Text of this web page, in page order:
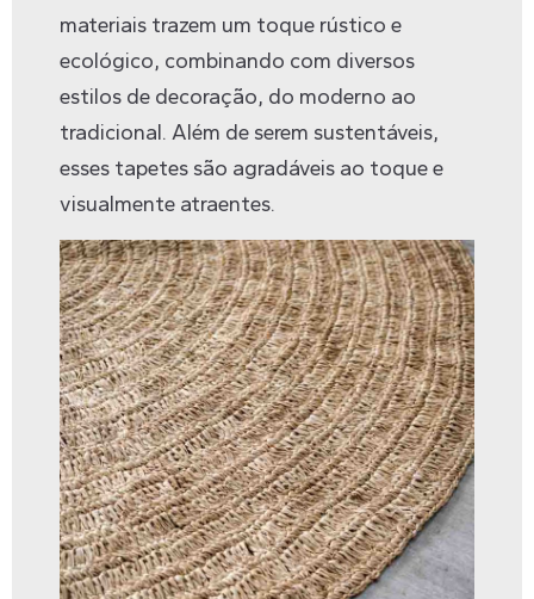
materiais trazem um toque rústico e
ecológico, combinando com diversos
estilos de decoração, do moderno ao
tradicional. Além de serem sustentáveis,
esses tapetes são agradáveis ao toque e
visualmente atraentes.